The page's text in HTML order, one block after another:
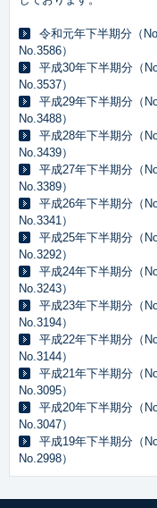
令和元年下半期分（
No.3586）
平成30年下半期分（
No.3537）
平成29年下半期分（
No.3488）
平成28年下半期分（
No.3439）
平成27年下半期分（
No.3389）
平成26年下半期分（
No.3341）
平成25年下半期分（
No.3292）
平成24年下半期分（
No.3243）
平成23年下半期分（
No.3194）
平成22年下半期分（
No.3144）
平成21年下半期分（
No.3095）
平成20年下半期分（
No.3047）
平成19年下半期分（
No.2998）